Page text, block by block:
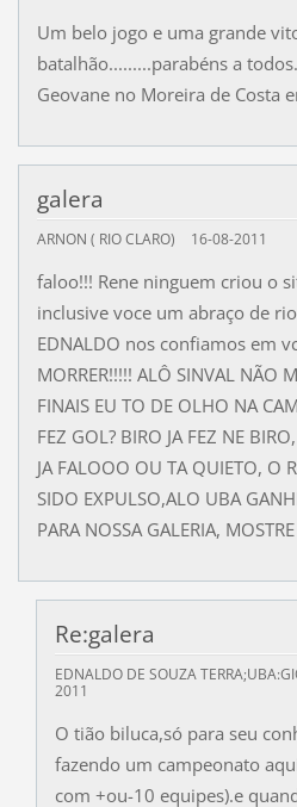
Um belo jogo e uma grande
batalhão.........parabéns a
Geovane no Moreira de Costa
galera
ARNON ( RIO CLARO) 16-08-2011
faloo!!! Rene ninguem criou o
inclusive voce um abraço de
EDNALDO nos confiamos em
MORRER!!!!! ALÔ SINVAL NÃO
FINAIS EU TO DE OLHO NA
FEZ GOL? BIRO JA FEZ NE
JA FALOOO OU TA QUIETO, O
SIDO EXPULSO,ALO UBA
PARA NOSSA GALERIA,
Re:galera
EDNALDO DE SOUZA
2011
O tião biluca,só para seu
fazendo um campeonato
com +ou-10 equipes).e